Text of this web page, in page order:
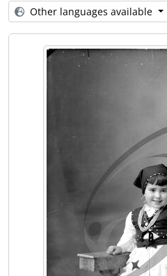
[Item] Retrato de
[Item] Retrato de
[Item] Retrato
[Item] Retrato de
[Item] Autorretrato do
[Item]
[Item] Retrato
[Item] Marinha Silva dos Santos Almeida,
[Item] Anna Horvatt de Almeida, primeira
[Item] Retrato
[Item] Retrato
[Item] Retrato
[Item] Retrato de
[Item] Retrato
[Item] Retrato
Other languages available